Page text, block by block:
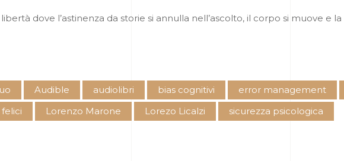
dove l’astinenza da storie si annulla nell’ascolto, il corpo si muove e
Audible audiolibri bias cognitivi error management
Lorenzo Marone Lorezo Licalzi sicurezza psicologica